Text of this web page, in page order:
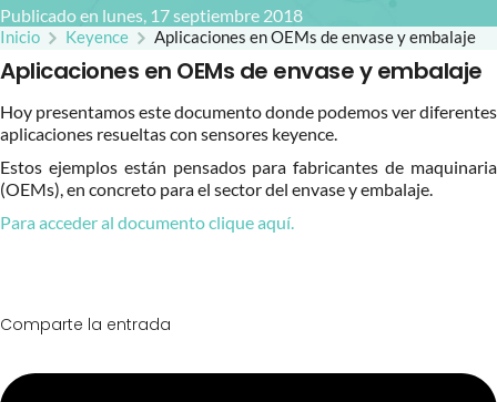
Publicado en lunes, 17 septiembre 2018
Inicio Keyence Aplicaciones en OEMs de envase y embalaje
Aplicaciones en OEMs de envase y embalaje
Hoy presentamos este documento donde podemos ver diferentes
aplicaciones resueltas con sensores keyence.
Estos ejemplos están pensados para fabricantes de maquinaria
(OEMs), en concreto para el sector del envase y embalaje.
Para acceder al documento clique aquí.
Comparte la entrada